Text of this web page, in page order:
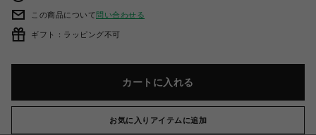
この商品について問い合わせる
ギフト：ラッピング不可
カートに入れる
お気に入りアイテムに追加